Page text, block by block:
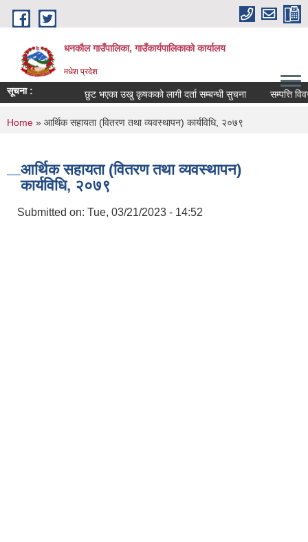
Skip to main content
धनकौल गाउँपालिका, गाउँकार्यपालिकाको कार्यालय
मधेश प्रदेश
सूचना : छुट भएका उखु कृषकको लागी दर्ता सम्बन्धी सुचना सम्पत्ति
You are here
Home » आर्थिक सहायता (वितरण तथा व्यवस्थापन) कार्यविधि, २०७९
आर्थिक सहायता (वितरण तथा व्यवस्थापन)
कार्यविधि, २०७९
Submitted on: Tue, 03/21/2023 - 14:52